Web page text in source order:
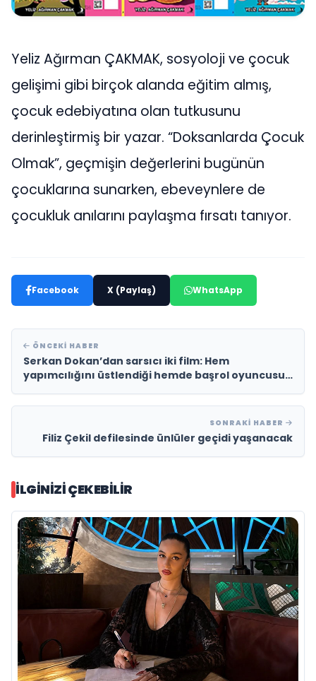
Yeliz Ağırman ÇAKMAK, sosyoloji ve çocuk
gelişimi gibi birçok alanda eğitim almış,
çocuk edebiyatına olan tutkusunu
derinleştirmiş bir yazar. “Doksanlarda Çocuk
Olmak”, geçmişin değerlerini bugünün
çocuklarına sunarken, ebeveynlere de
çocukluk anılarını paylaşma fırsatı tanıyor.
Facebook X (Paylaş) WhatsApp
ÖNCEKI HABER
Serkan Dokan’dan sarsıcı iki film: Hem
yapımcılığını üstlendiği hemde başrol oyuncusu
sanatla güçlü mesaj!
SONRAKI HABER
Filiz Çekil defilesinde ünlüler geçidi yaşanacak
İLGINIZI ÇEKEBILIR